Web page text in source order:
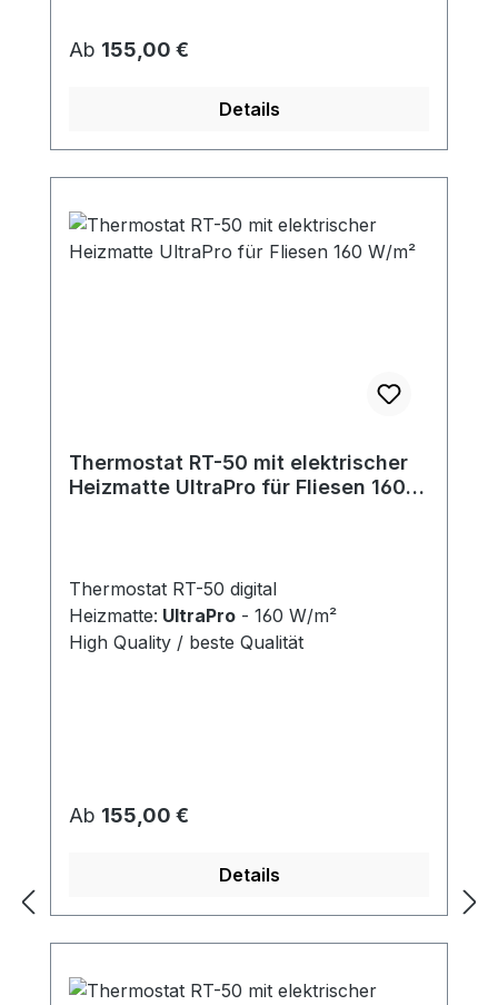
Regulärer Preis:
Ab 155,00 €
Details
Thermostat RT-50 mit elektrischer
Heizmatte UltraPro für Fliesen 160
Thermostat RT-50 digital
Heizmatte: UltraPro - 160 W/m²
High Quality / beste Qualität
Regulärer Preis:
Ab 155,00 €
Details